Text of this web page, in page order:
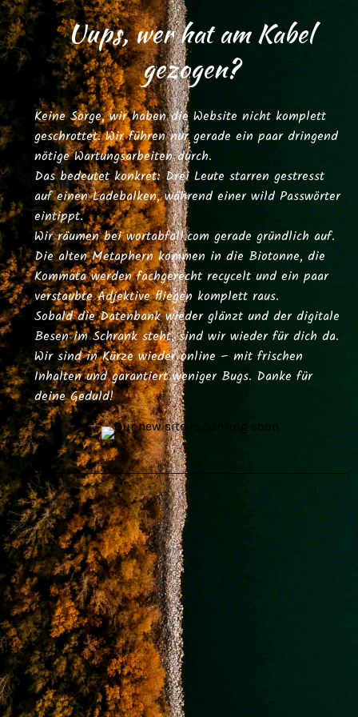
Uups, wer hat am Kabel
gezogen?
Keine Sorge, wir haben die Website nicht komplett
geschrottet. Wir führen nur gerade ein paar dringend
nötige Wartungsarbeiten durch.
Das bedeutet konkret: Drei Leute starren gestresst
auf einen Ladebalken, während einer wild Passwörter
eintippt.
Wir räumen beiwortabfall.com gerade gründlich auf.
Die alten Metaphern kommen in die Biotonne, die
Kommata werden fachgerecht recycelt und ein paar
verstaubte Adjektive fliegen komplett raus.
Sobald die Datenbank wieder glänzt und der digitale
Besen im Schrank steht, sind wir wieder für dich da.
Wir sind in Kürze wieder online – mit frischen
Inhalten und garantiert weniger Bugs. Danke für
deine Geduld!